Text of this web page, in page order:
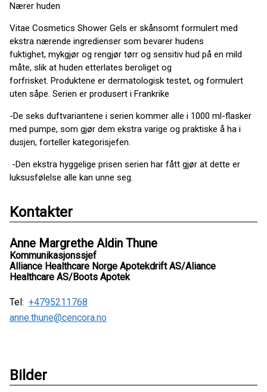
Nærer huden
Vitae Cosmetics Shower Gels er skånsomt formulert med
ekstra nærende ingredienser som bevarer hudens
fuktighet, mykgjør og rengjør tørr og sensitiv hud på en mild
måte, slik at huden etterlates beroliget og
forfrisket. Produktene er dermatologisk testet, og formulert
uten såpe. Serien er produsert i Frankrike
-De seks duftvariantene i serien kommer alle i 1000 ml-flasker
med pumpe, som gjør dem ekstra varige og praktiske å ha i
dusjen, forteller kategorisjefen.
-Den ekstra hyggelige prisen serien har fått gjør at dette er
luksusfølelse alle kan unne seg.
Kontakter
Anne Margrethe Aldin Thune
Kommunikasjonssjef
Alliance Healthcare Norge Apotekdrift AS/Aliance
Healthcare AS/Boots Apotek
Tel: +4795211768
anne.thune@cencora.no
Bilder